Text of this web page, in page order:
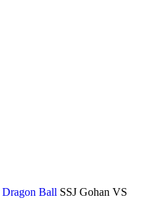
Dragon Ball SSJ Gohan VS